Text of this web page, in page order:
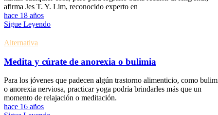
afirma Jes T. Y. Lim, reconocido experto en
hace 18 años
Sigue Leyendo
Alternativa
Medita y cúrate de anorexia o bulimia
Para los jóvenes que padecen algún trastorno alimenticio, como
o anorexia nerviosa, practicar yoga podría brindarles más que un
momento de relajación o meditación.
hace 16 años